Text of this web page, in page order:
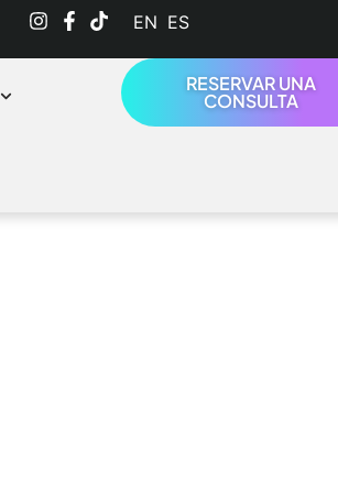
EnglishEspañol
RESERVAR UNA
CONSULTA